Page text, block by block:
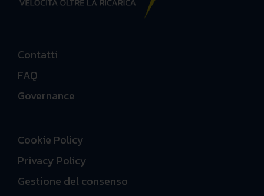
Contatti
FAQ
Governance
Cookie Policy
Privacy Policy
Gestione del consenso